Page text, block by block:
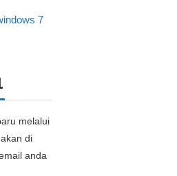
7
melalui
di
anda